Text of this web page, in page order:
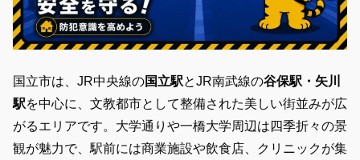
国立市は、JR中央線の国立駅とJR南武線の谷保駅・矢川
駅を中心に、文教都市として整備された美しい街並みが広
がるエリアです。大学通りや一橋大学周辺は四季折々の景
観が魅力で、駅前には商業施設や飲食店、クリニックが集